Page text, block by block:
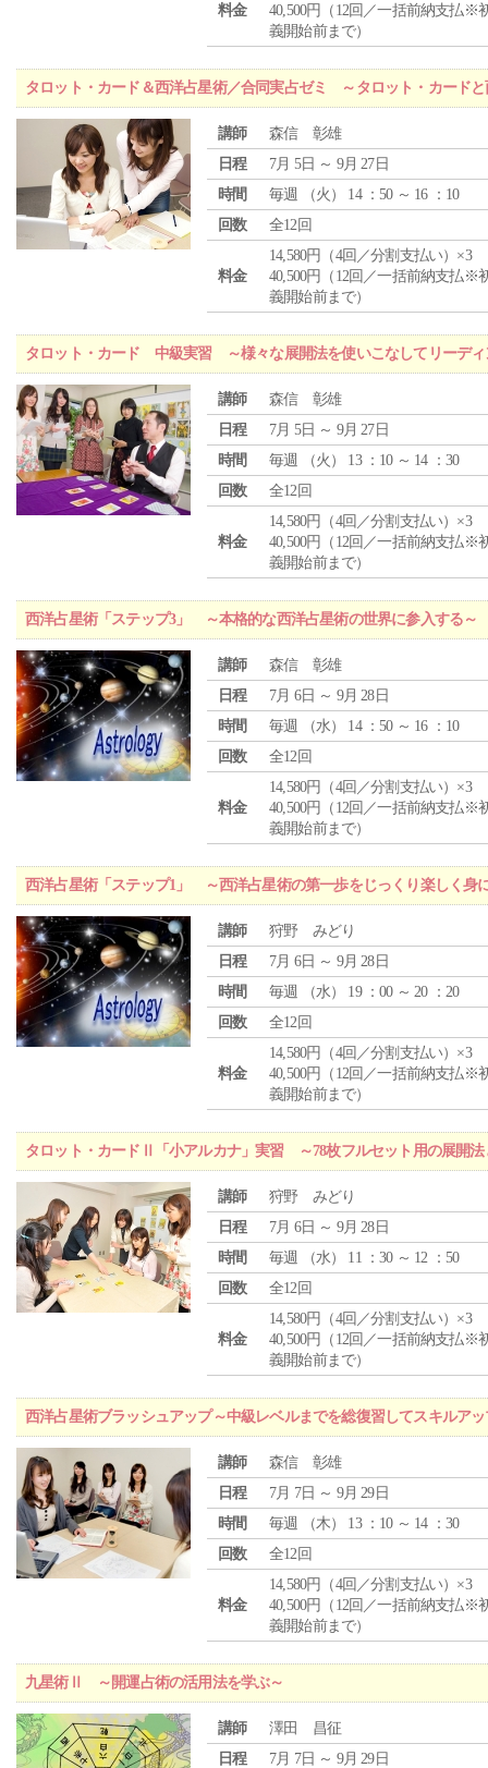
料金
40,500円（12回／一括前納支払※
義開始前まで）
タロット・カード＆西洋占星術／合同実占ゼミ ～タロット・カード
講師
森信 彰雄
日程
7月 5日 ～ 9月 27日
時間
毎週 （火 ） 14 ：50 ～ 16 ：10
回数
全12回
料金
14,580円（4回／分割支払い）×3
40,500円（12回／一括前納支払※
義開始前まで）
タロット・カード 中級実習 ～様々な展開法を使いこなしてリーディ
講師
森信 彰雄
日程
7月 5日 ～ 9月 27日
時間
毎週 （火 ） 13 ：10 ～ 14 ：30
回数
全12回
料金
14,580円（4回／分割支払い）×3
40,500円（12回／一括前納支払※
義開始前まで）
西洋占星術「ステップ3」 ～本格的な西洋占星術の世界に参入する～
講師
森信 彰雄
日程
7月 6日 ～ 9月 28日
時間
毎週 （水） 14 ：50 ～ 16 ：10
回数
全12回
料金
14,580円（4回／分割支払い）×3
40,500円（12回／一括前納支払※
義開始前まで）
西洋占星術「ステップ1」 ～西洋占星術の第一歩をじっくり楽しく身
講師
狩野 みどり
日程
7月 6日 ～ 9月 28日
時間
毎週 （水） 19 ：00 ～ 20 ：20
回数
全12回
料金
14,580円（4回／分割支払い）×3
40,500円（12回／一括前納支払※
義開始前まで）
タロット・カードⅡ「小アルカナ」実習 ～78枚フルセット用の展開法
講師
狩野 みどり
日程
7月 6日 ～ 9月 28日
時間
毎週 （水） 11 ：30 ～ 12 ：50
回数
全12回
料金
14,580円（4回／分割支払い）×3
40,500円（12回／一括前納支払※
義開始前まで）
西洋占星術ブラッシュアップ～中級レベルまでを総復習してスキルア
講師
森信 彰雄
日程
7月 7日 ～ 9月 29日
時間
毎週 （木） 13 ：10 ～ 14 ：30
回数
全12回
料金
14,580円（4回／分割支払い）×3
40,500円（12回／一括前納支払※
義開始前まで）
九星術Ⅱ ～開運占術の活用法を学ぶ～
講師
澤田 昌征
日程
7月 7日 ～ 9月 29日